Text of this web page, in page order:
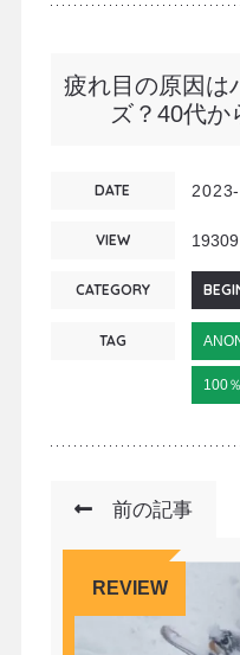
疲れ目の原因は
ズ？40代か
DATE
VIEW 19309
CATEGORY
TAG
100％
前の記事
REVIEW